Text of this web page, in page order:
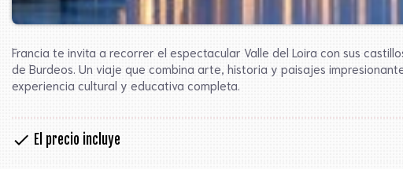
Francia te invita a recorrer el espectacular Valle del Loira con sus
de Burdeos. Un viaje que combina arte, historia y paisajes
experiencia cultural y educativa completa.
check El precio incluye